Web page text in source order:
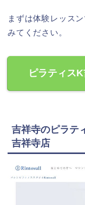
まずは体験レッス
みてください。
ピラティス
吉祥寺のピラ
吉祥寺店